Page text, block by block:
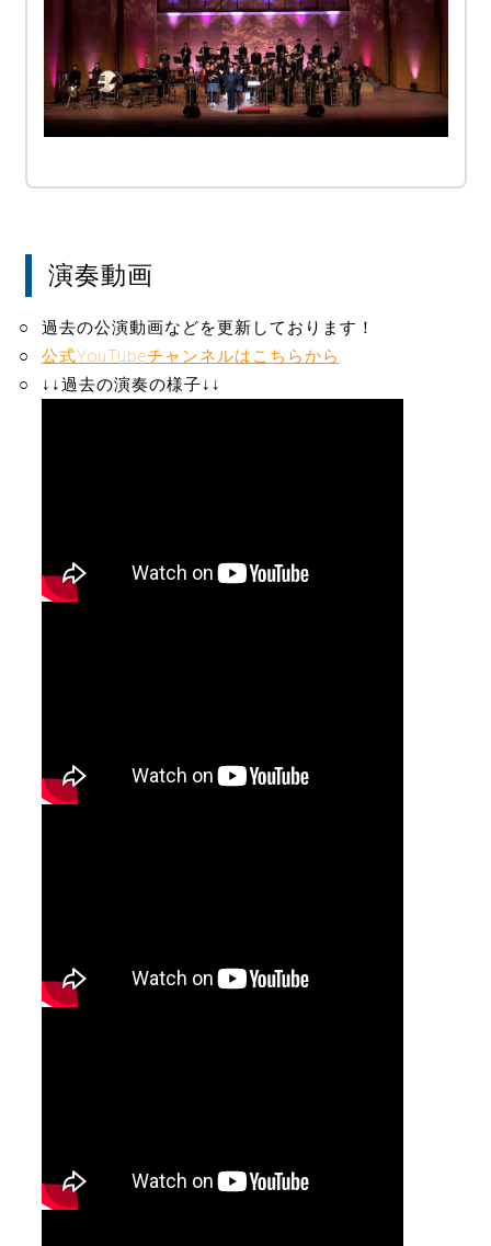
演奏動画
過去の公演動画などを更新しております！
公式YouTubeチャンネルはこちらから
↓↓過去の演奏の様子↓↓